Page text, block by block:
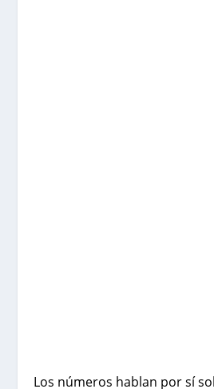
Los números hablan por sí